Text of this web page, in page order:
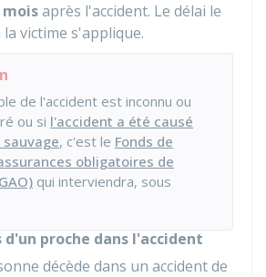
après l'accident. Le délai le
victime s'applique.
de l'accident est inconnu ou
ou si l'accident a été causé
, c'est le Fonds de
obligatoires de
qui interviendra, sous
d'un proche dans l'accident
décède dans un accident de